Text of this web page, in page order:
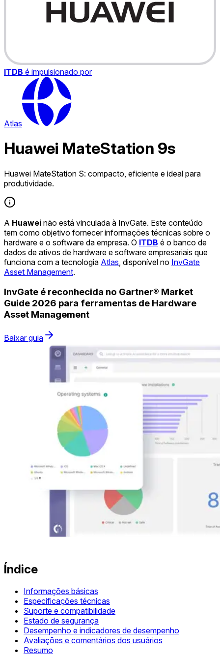
ITDB é impulsionado por
Atlas
Huawei MateStation 9s
Huawei MateStation S: compacto, eficiente e ideal para
produtividade.
A Huawei não está vinculada à InvGate. Este conteúdo
tem como objetivo fornecer informações técnicas sobre o
hardware e o software da empresa. O ITDB é o banco de
dados de ativos de hardware e software empresariais que
funciona com a tecnologia Atlas , disponível no InvGate
Asset Management.
InvGate é reconhecida no Gartner® Market
Guide 2026 para ferramentas de Hardware
Asset Management
Baixar guia
Índice
Informações básicas
Especificações técnicas
Suporte e compatibilidade
Estado de segurança
Desempenho e indicadores de desempenho
Avaliações e comentários dos usuários
Resumo